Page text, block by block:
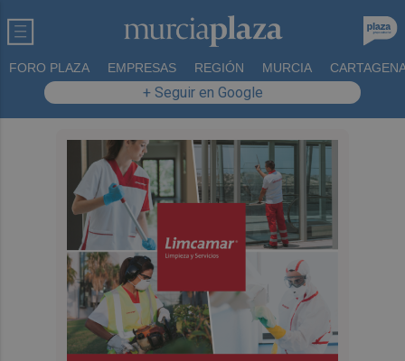
FORO PLAZA EMPRESAS REGIÓN MURCIA
+ Seguir en Google